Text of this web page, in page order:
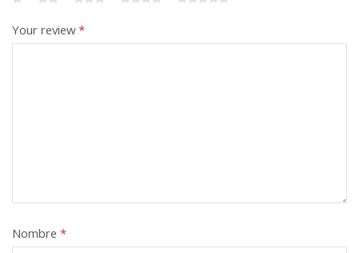
Your review*
Nombre *